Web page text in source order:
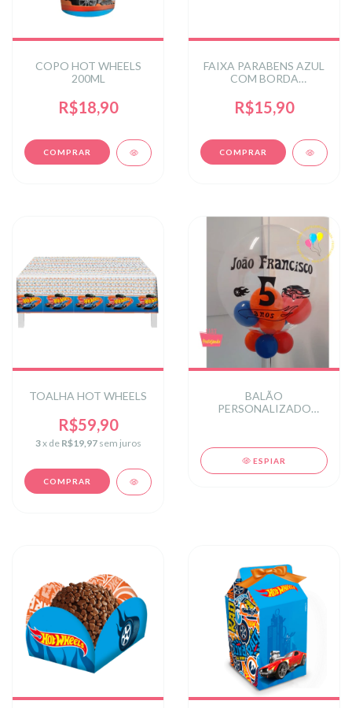
COPO HOT WHEELS
200ML
R$18,90
FAIXA PARABENS AZUL
COM BORDA
R$15,90
TOALHA HOT WHEELS
R$59,90
3x de R$19,97 sem juros
BALÃO
PERSONALIZADO
ESPIAR